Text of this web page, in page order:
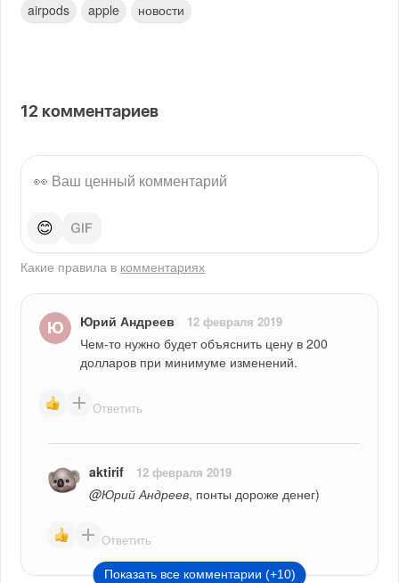
airpods apple новости
12 комментариев
😊
Какие правила в комментариях
Юрий Андреев 12 февраля 2019
Чем-то нужно будет объяснить цену в 200
долларов при минимуме изменений.
Ответить
aktirif 12 февраля 2019
@Юрий Андреев, понты дороже денег)
Ответить
Показать все комментарии (+10)